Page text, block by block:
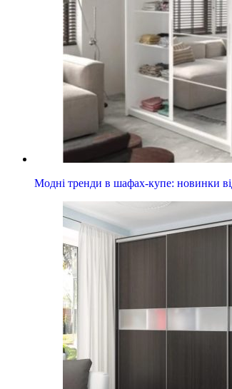
Модні тренди в шафах-купе: новинки